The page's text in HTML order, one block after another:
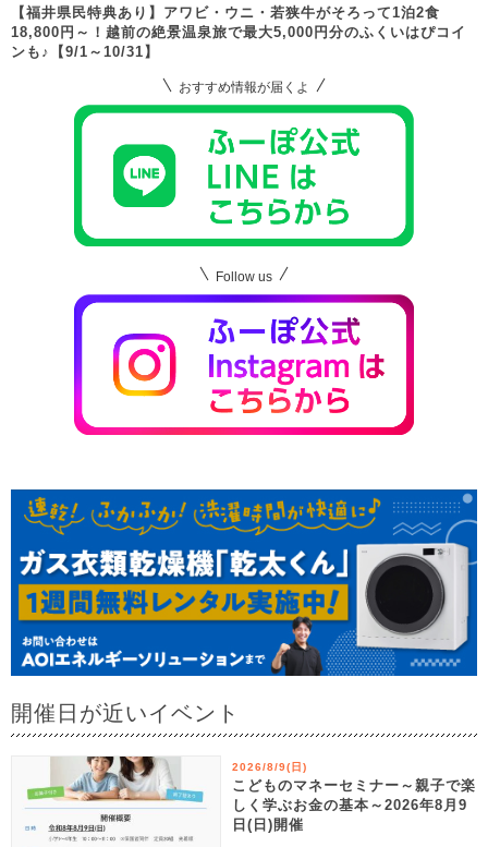
【福井県民特典あり】アワビ・ウニ・若狭牛がそろって1泊2食
18,800円～！越前の絶景温泉旅で最大5,000円分のふくいはぴコイ
ンも♪【9/1～10/31】
おすすめ情報が届くよ
Follow us
開催日が近いイベント
2026/8/9(日)
こどものマネーセミナー～親子で楽
しく学ぶお金の基本～2026年8月9
日(日)開催